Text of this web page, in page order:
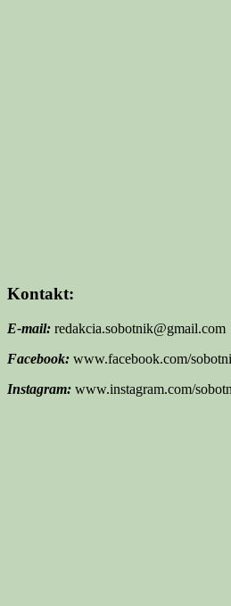
Kontakt:
E-mail: redakcia.sobotnik@gmail.com
Facebook: www.facebook.com/
Instagram: www.instagram.com/